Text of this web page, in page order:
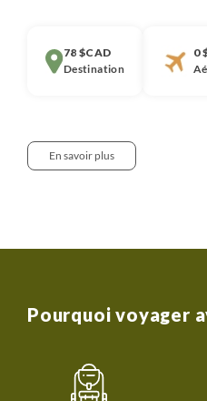
78 $CAD
Destination
0
Elle correspond à la
dernières années des
famille, voyage liberté,
croisière) dans cette
En savoir plus
Pourquoi voyager